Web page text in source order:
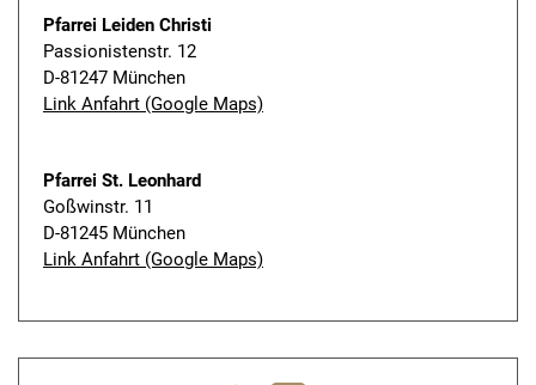
Pfarrei Leiden Christi
Passionistenstr. 12
D-81247 München
Link Anfahrt (Google Maps)
Pfarrei St. Leonhard
Goßwinstr. 11
D-81245 München
Link Anfahrt (Google Maps)